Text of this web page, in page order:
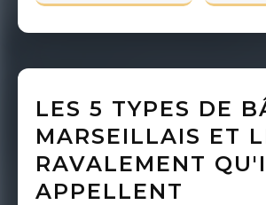
LES 5 TYPES DE
MARSEILLAIS ET
RAVALEMENT
APPELLENT